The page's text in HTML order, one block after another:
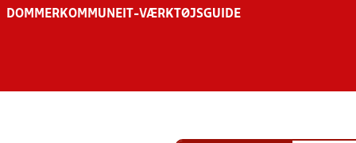
DOMMER KOMMUNE IT-VÆRKTØJSGUIDE